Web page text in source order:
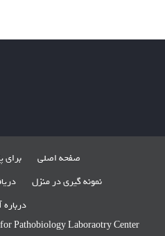
صفحه اصلی برای
نمونه گیری در منزل
Pathobiology Laboraotry Center